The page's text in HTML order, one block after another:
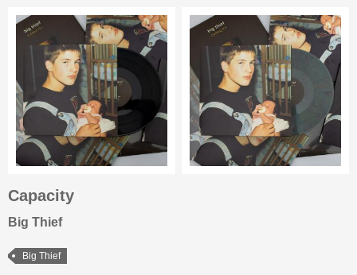
Capacity
Big Thief
Big Thief